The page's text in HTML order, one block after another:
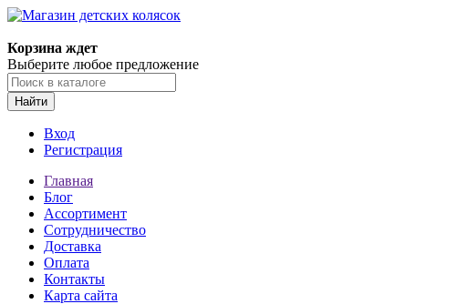
Корзина ждет
Выберите любое предложение
Найти
Вход
Регистрация
Главная
Блог
Ассортимент
Сотрудничество
Доставка
Оплата
Контакты
Карта сайта